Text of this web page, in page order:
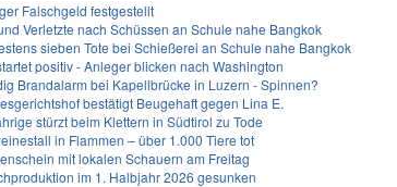
Falschgeld festgestellt
Verletzte nach Schüssen an Schule nahe Bangkok
sieben Tote bei Schießerei an Schule nahe Bangkok
positiv - Anleger blicken nach Washington
Brandalarm bei Kapellbrücke in Luzern - Spinnen?
bestätigt Beugehaft gegen Lina E.
stürzt beim Klettern in Südtirol zu Tode
in Flammen – über 1.000 Tiere tot
mit lokalen Schauern am Freitag
im 1. Halbjahr 2026 gesunken